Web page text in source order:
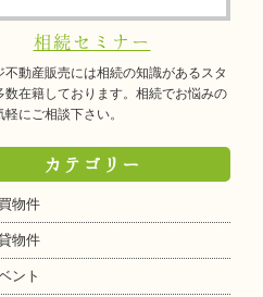
相続セミナー
不動産販売には相続の知識があるスタ
数在籍しております。相続でお悩みの
にご相談下さい。
カテゴリー
物件
物件
ント